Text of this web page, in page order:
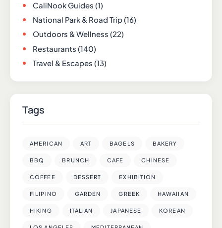
CaliNook Guides (1)
National Park & Road Trip(16)
Outdoors & Wellness (22)
Restaurants (140)
Travel & Escapes (13)
Tags
AMERICAN ART BAGELS BAKERY
BBQ BRUNCH CAFE CHINESE
COFFEE DESSERT EXHIBITION
FILIPINO GARDEN GREEK HAWAIIAN
HIKING ITALIAN JAPANESE KOREAN